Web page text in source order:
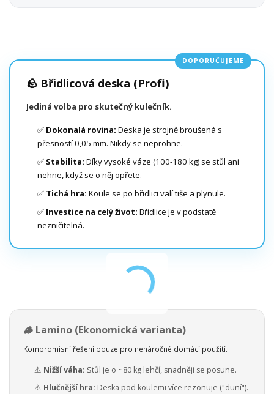
DOPORUČUJEME
🪨 Břidlicová deska (Profi)
Jediná volba pro skutečný kulečník.
✅ Dokonalá rovina: Deska je strojně broušená s
přesností 0,05 mm. Nikdy se neprohne.
✅ Stabilita: Díky vysoké váze (100-180 kg) se stůl ani
nehne, když se o něj opřete.
✅ Tichá hra: Koule se po břidlici valí tiše a plynule.
✅ Investice na celý život: Břidlice je v podstatě
nezničitelná.
🪵 Lamino (Ekonomická varianta)
Kompromisní řešení pouze pro nenáročné domácí použití.
⚠️ Nižší váha: Stůl je o ~80 kg lehčí, snadněji se posune.
⚠️ Hlučnější hra: Deska pod koulemi více rezonuje ("duní").